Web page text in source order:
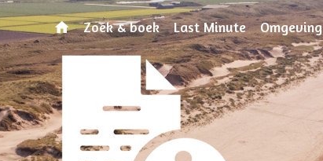
Zoek & boek Last Minute Omgeving